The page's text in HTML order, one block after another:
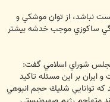
نباشد، از توان موشكي و
ساکوزي موجب خدشه بيشتر
شوراي اسلامي گفت:
ايران بر اين مسئله تاكيد
توانايي شليك حجم انبوهي